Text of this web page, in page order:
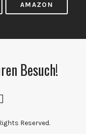
AMAZON
Besuch!
RSS
Reserved.